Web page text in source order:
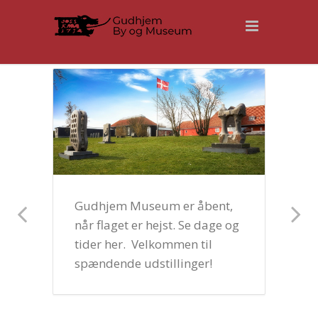
Gudhjem Museum er åbent,
når flaget er hejst. Se dage og
tider her. Velkommen til
spændende udstillinger!